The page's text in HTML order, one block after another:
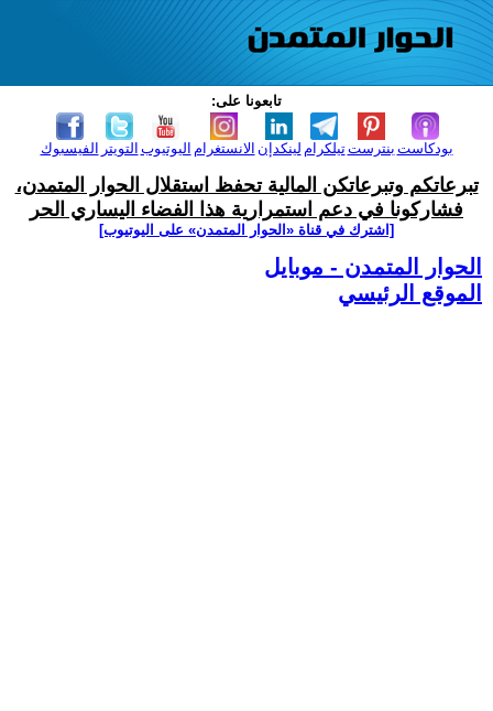
تابعونا على:
الفيسبوك التويتر اليوتيوب الانستغرام لينكدإن تيلكرامبنترست بودكاست
تبرعاتكم وتبرعاتكن المالية تحفظ استقلال الحوار المتمدن،
فشاركونا في دعم استمرارية هذا الفضاء اليساري الحر
[اشترك في قناة ‫«الحوار المتمدن» على اليوتيوب]
الحوار المتمدن - موبايل
الموقع الرئيسي